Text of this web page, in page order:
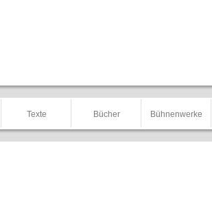
Texte Bücher Bühnenwerke